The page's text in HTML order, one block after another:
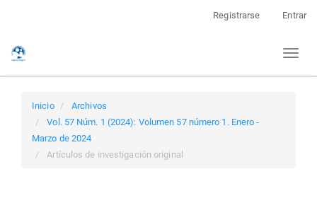
Registrarse Entrar
Toggle
Inicio
Archivos
Vol. 57 Núm. 1 (2024): Volumen 57 número 1. Enero -
Marzo de 2024
Artículos de investigación original